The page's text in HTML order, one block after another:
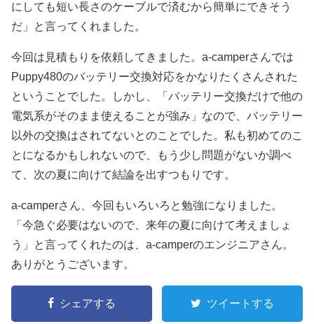
にしても短い長さのケーブルで済むから簡単にできそう
だ」と言ってくれました。
今回は見積もりを依頼してきました。a-camperさんでは
Puppy480のバッテリー交換対応をかなりたくさんされた
ということでした。しかし、「バッテリー交換だけで他の
電気系がそのまま使えることが強み」なので、バッテリー
以外の交換はされてないとのことでした。私も初めてのこ
とになるかもしれないので、もう少し問題がないか調べ
て、次の夏に向けて結論を出すつもりです。
a-camperさん、今回もいろいろと勉強になりました。
「今急ぐ必要はないので、来年の夏に向けて考えましょ
う」と言ってくれたのは、a-camperのエンジニアさん。
ありがとうございます。
シェアする ツイートする